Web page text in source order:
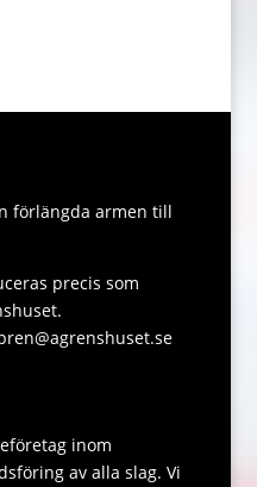
förlängda armen till
precis som
inom
av alla slag. Vi